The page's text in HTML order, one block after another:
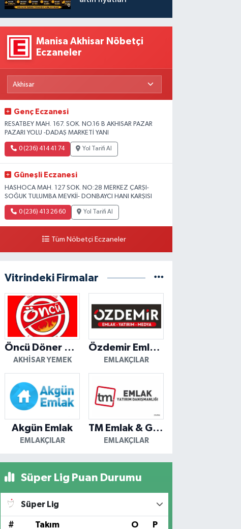
Manisa Akhisar Nöbetçi
Eczaneler
Genç Eczanesi
RESATBEY MAH. 167. SOK. NO.16 B AKHISAR PAZAR
PAZARI YOLU -DADAŞ MARKETİ YANI
0 (236) 414 41 74 Yol Tarifi Al
Güneşli Eczanesi
HASHOCA MAH. 127 SOK. NO:28 MERKEZ ÇARŞI-
SOĞUK TULUMBA MEVKİİ- DONBAYCI HANI KARŞISI
0 (236) 413 26 60 Yol Tarifi Al
Tüm Nöbetçi Eczaneler
Vitrindeki Firmalar
Öncü Döner Akhisar
AKHISAR YEMEK
Özdemir Emlak Yatırım
EMLAKÇILAR
Akgün Emlak
EMLAKÇILAR
TM Emlak & Gayrimenkul
EMLAKÇILAR
Süper Lig Puan Durumu
Süper Lig
# Takım O P